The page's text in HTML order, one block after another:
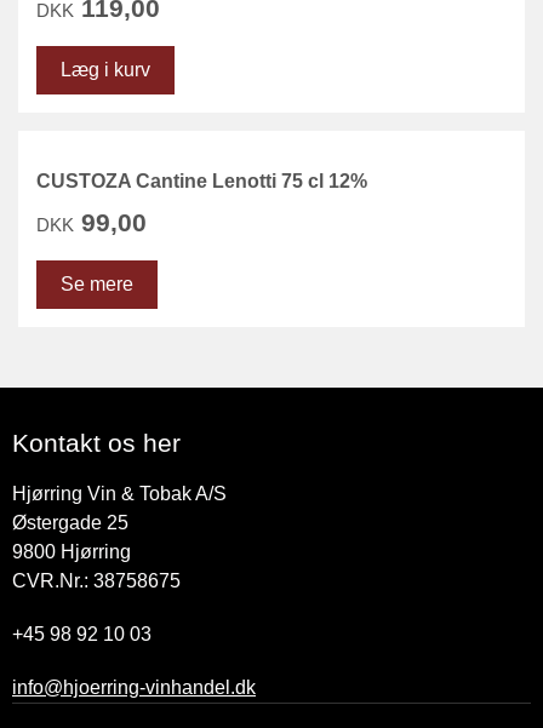
DKK 119,00
Læg i kurv
CUSTOZA Cantine Lenotti 75 cl 12%
DKK 99,00
Se mere
Kontakt os her
Hjørring Vin & Tobak A/S
Østergade 25
9800 Hjørring
CVR.Nr.: 38758675
+45 98 92 10 03
info@hjoerring-vinhandel.dk